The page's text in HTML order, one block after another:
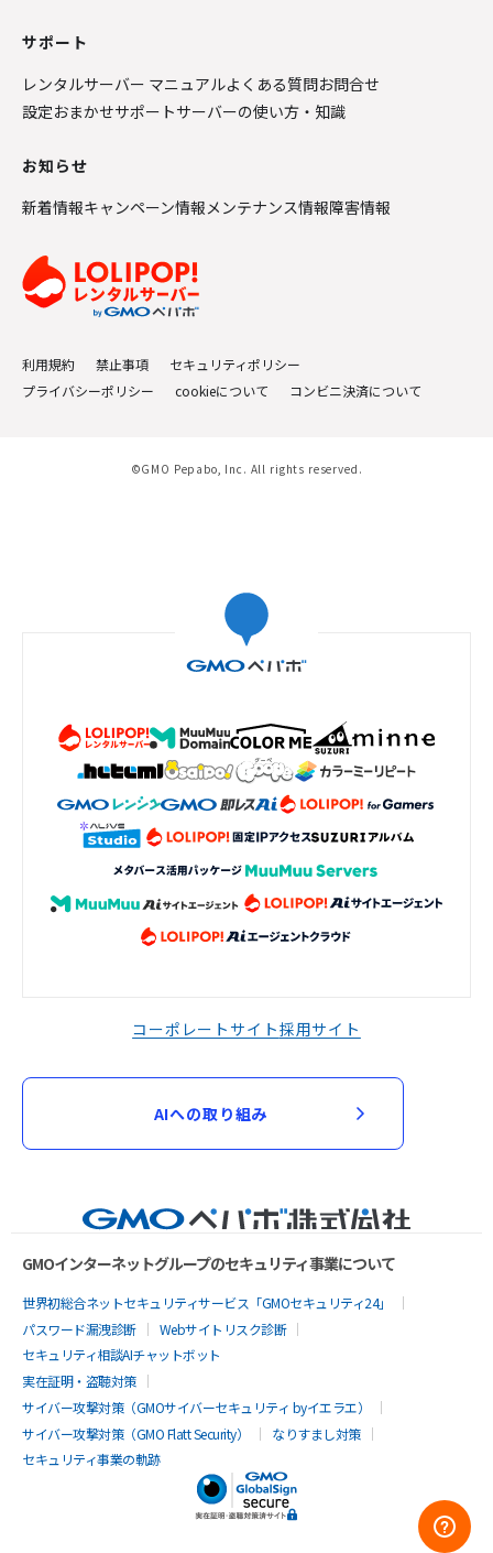
サポート
レンタルサーバー マニュアルよくある質問お問合せ
設定おまかせサポートサーバーの使い方・知識
お知らせ
新着情報キャンペーン情報 メンテナンス情報障害情報
利用規約 禁止事項
セキュリティポリシー
プライバシーポリシー
cookieについて コンビニ決済について
©GMO Pepabo, Inc. All rights reserved.
コーポレートサイト採用サイト
AIへの取り組み
GMOインターネットグループのセキュリティ事業について
世界初総合ネットセキュリティサービス「GMOセキュリティ24」
パスワード漏洩診断
Webサイトリスク診断
セキュリティ相談AIチャットボット
実在証明・盗聴対策
サイバー攻撃対策（GMOサイバーセキュリティ byイエラエ）
サイバー攻撃対策（GMO Flatt Security）
なりすまし対策
セキュリティ事業の軌跡